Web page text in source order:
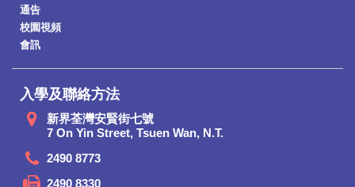
通告
校園視頻
會訊
入學及聯絡方法
新界荃灣安賢街七號
7 On Yin Street, Tsuen Wan, N.T.
2490 8773
2490 8330